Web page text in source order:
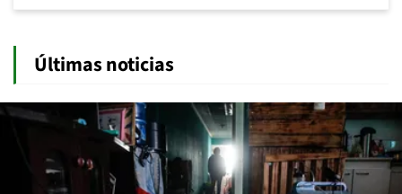
Últimas noticias